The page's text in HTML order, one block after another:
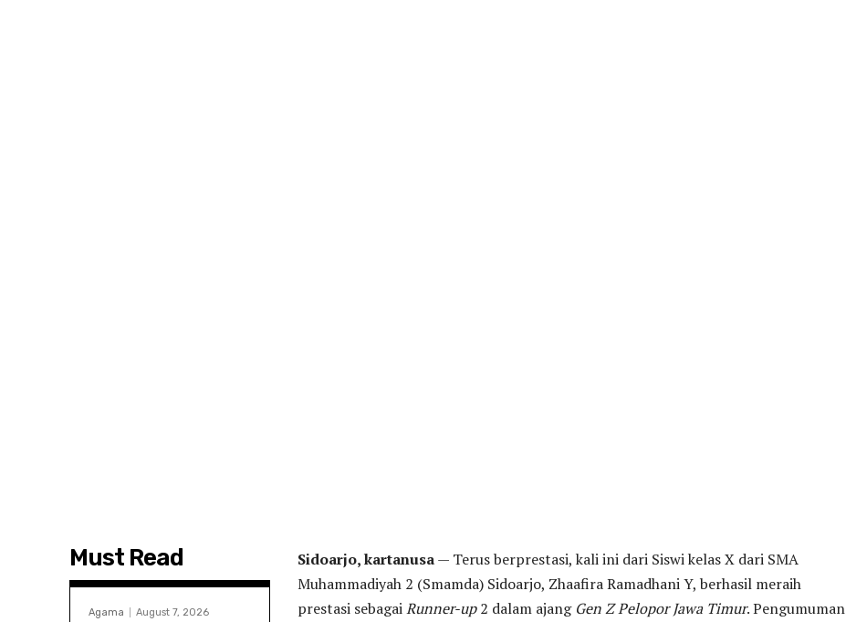
Must Read
Agama August 7, 2026
Sidoarjo, kartanusa— Terus berprestasi, kali ini dari Siswi kelas X dari SMA
Muhammadiyah 2 (Smamda) Sidoarjo, Zhaafira Ramadhani Y, berhasil meraih
prestasi sebagaiRunner-up2 dalam ajang Gen Z Pelopor Jawa Timur. Pengumuman